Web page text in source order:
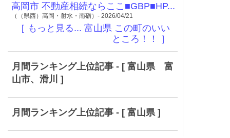
高岡市 不動産相続ならここ■GBP■HP...
（（県西）高岡・射水・南砺）- 2026/04/21
［ もっと見る... 富山県 この町のいい
ところ！！ ］
月間ランキング上位記事 - [ 富山県 富
山市、滑川 ]
月間ランキング上位記事 - [ 富山県 ]